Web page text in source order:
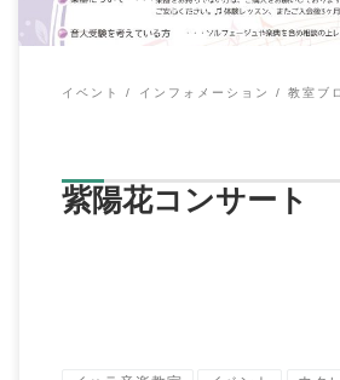
イベント インフォメーション 教室ブ
紫陽花コンサート